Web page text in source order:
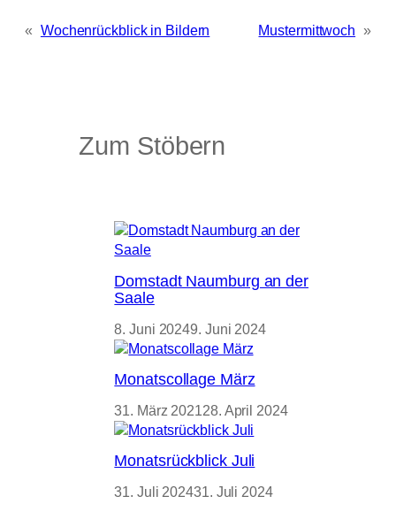
« Wochenrückblick in Bildern Mustermittwoch »
Zum Stöbern
Domstadt Naumburg an der
Saale
8. Juni 20249. Juni 2024
Monatscollage März
31. März 202128. April 2024
Monatsrückblick Juli
31. Juli 202431. Juli 2024